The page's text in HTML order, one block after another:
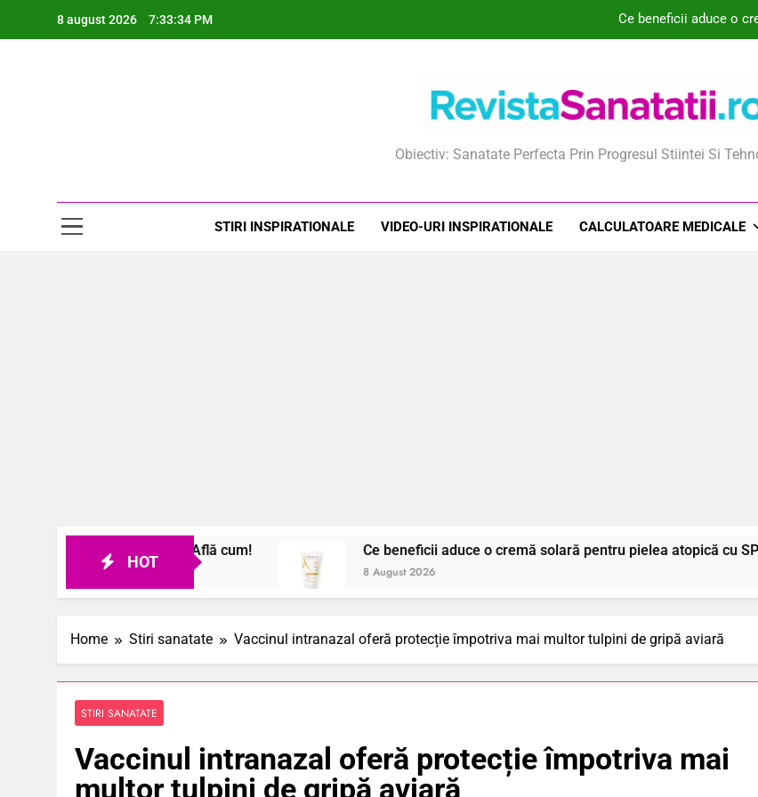
8 august 2026 7:33:35 PM Ce beneficii aduce o
Știai că un ser eficient poate transforma
Revista Sanatatii
Obiectiv: Sanatate Perfecta Prin Progresul Stiintei Si
STIRI INSPIRATIONALE VIDEO-URI INSPIRATIONALE CALCULATOARE MEDICALE
HOT
natural? Află cum! Ce beneficii aduce o cremă solară pentru pielea atopică cu SPF 50+?
8 August 2026
Home Stiri sanatate Vaccinul intranazal oferă protecție împotriva mai multor tulpini de gripă aviară
STIRI SANATATE
Vaccinul intranazal oferă protecție împotriva mai
multor tulpini de gripă aviară